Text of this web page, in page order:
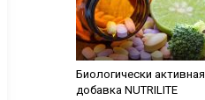
Биологически активная
добавка NUTRILITE